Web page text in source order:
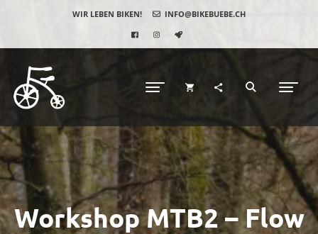
WIR LEBEN BIKEN! INFO@BIKEBUEBE.CH
Workshop MTB2 – Flow